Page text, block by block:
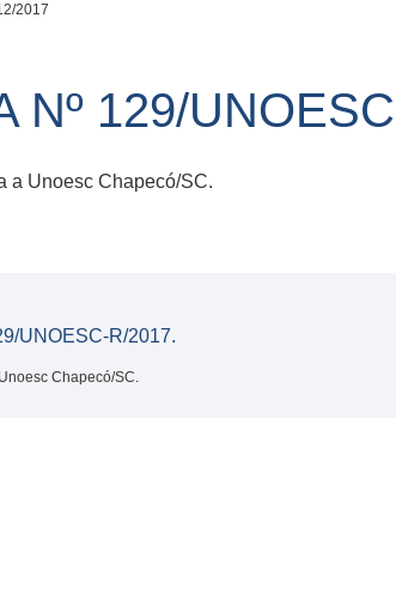
2017
Nº 129/
a Unoesc Chapecó/SC.
UNOESC-R/2017.
Chapecó/SC.